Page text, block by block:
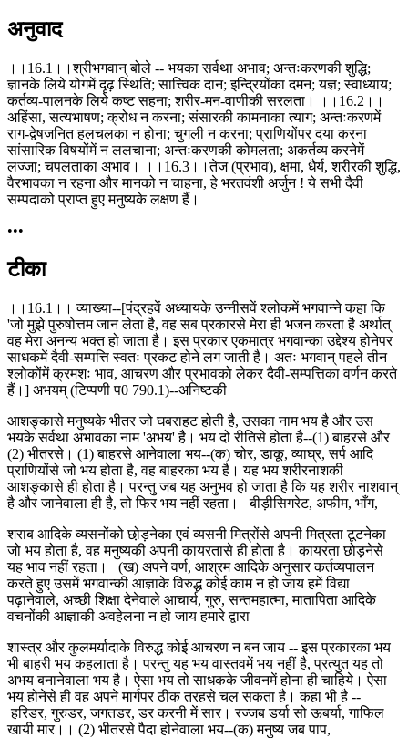
अनुवाद
।।16.1।।श्रीभगवान् बोले -- भयका सर्वथा अभाव; अन्तःकरणकी शुद्धि;
ज्ञानके लिये योगमें दृढ़ स्थिति; सात्त्विक दान; इन्द्रियोंका दमन; यज्ञ; स्वाध्याय;
कर्तव्य-पालनके लिये कष्ट सहना; शरीर-मन-वाणीकी सरलता। ।।16.2।।
अहिंसा, सत्यभाषण; क्रोध न करना; संसारकी कामनाका त्याग; अन्तःकरणमें
राग-द्वेषजनित हलचलका न होना; चुगली न करना; प्राणियोंपर दया करना
सांसारिक विषयोंमें न ललचाना; अन्तःकरणकी कोमलता; अकर्तव्य करनेमें
लज्जा; चपलताका अभाव। ।।16.3।।तेज (प्रभाव), क्षमा, धैर्य, शरीरकी शुद्धि,
वैरभावका न रहना और मानको न चाहना, हे भरतवंशी अर्जुन ! ये सभी दैवी
सम्पदाको प्राप्त हुए मनुष्यके लक्षण हैं।
•••
टीका
।।16.1।। व्याख्या--[पंद्रहवें अध्यायके उन्नीसवें श्लोकमें भगवान्ने कहा कि
'जो मुझे पुरुषोत्तम जान लेता है, वह सब प्रकारसे मेरा ही भजन करता है अर्थात्
वह मेरा अनन्य भक्त हो जाता है। इस प्रकार एकमात्र भगवान्का उद्देश्य होनेपर
साधकमें दैवी-सम्पत्ति स्वतः प्रकट होने लग जाती है। अतः भगवान् पहले तीन
श्लोकोंमें क्रमशः भाव, आचरण और प्रभावको लेकर दैवी-सम्पत्तिका वर्णन करते
हैं।] अभयम् (टिप्पणी प0 790.1)--अनिष्टकी
आशङ्कासे मनुष्यके भीतर जो घबराहट होती है, उसका नाम भय है और उस
भयके सर्वथा अभावका नाम 'अभय' है। भय दो रीतिसे होता है--(1) बाहरसे और
(2) भीतरसे। (1) बाहरसे आनेवाला भय--(क) चोर, डाकू, व्याघ्र, सर्प आदि
प्राणियोंसे जो भय होता है, वह बाहरका भय है। यह भय शरीरनाशकी
आशङ्कासे ही होता है। परन्तु जब यह अनुभव हो जाता है कि यह शरीर नाशवान्
है और जानेवाला ही है, तो फिर भय नहीं रहता। बीड़ीसिगरेट, अफीम, भाँग,
शराब आदिके व्यसनोंको छो़ड़नेका एवं व्यसनी मित्रोंसे अपनी मित्रता टूटनेका
जो भय होता है, वह मनुष्यकी अपनी कायरतासे ही होता है। कायरता छोड़नेसे
यह भाव नहीं रहता। (ख) अपने वर्ण, आश्रम आदिके अनुसार कर्तव्यपालन
करते हुए उसमें भगवान्की आज्ञाके विरुद्ध कोई काम न हो जाय हमें विद्या
पढ़ानेवाले, अच्छी शिक्षा देनेवाले आचार्य, गुरु, सन्तमहात्मा, मातापिता आदिके
वचनोंकी आज्ञाकी अवहेलना न हो जाय हमारे द्वारा
शास्त्र और कुलमर्यादाके विरुद्ध कोई आचरण न बन जाय -- इस प्रकारका भय
भी बाहरी भय कहलाता है। परन्तु यह भय वास्तवमें भय नहीं है, प्रत्युत यह तो
अभय बनानेवाला भय है। ऐसा भय तो साधकके जीवनमें होना ही चाहिये। ऐसा
भय होनेसे ही वह अपने मार्गपर ठीक तरहसे चल सकता है। कहा भी है --
हरिडर, गुरुडर, जगतडर, डर करनी में सार। रज्जब डर्या सो ऊबर्या, गाफिल
खायी मार।। (2) भीतरसे पैदा होनेवाला भय--(क) मनुष्य जब पाप,